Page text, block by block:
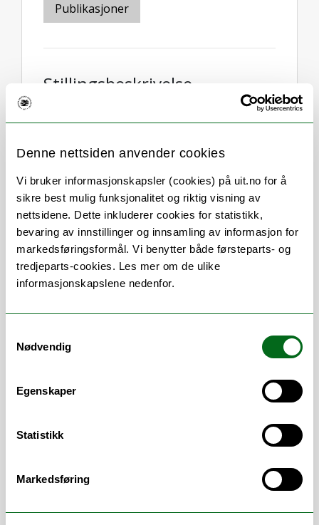
Denne nettsiden anvender cookies
Vi bruker informasjonskapsler (cookies) på uit.no for å
sikre best mulig funksjonalitet og riktig visning av
nettsidene. Dette inkluderer cookies for statistikk,
bevaring av innstillinger og innsamling av informasjon for
markedsføringsformål. Vi benytter både førsteparts- og
tredjeparts-cookies. Les mer om de ulike
informasjonskapslene nedenfor.
Nødvendig
Egenskaper
Statistikk
Markedsføring
Publikasjoner
Stillingsbeskrivelse
I am a postdoctoral researcher working at
Machine Learning Group at UiT – The
Arctic University of Norway.
I am working on developing deep learning
algorithms for learning from limited
labeled data and multimodal learning. In
particular, my research focuses on
effectively leveraging geometric concepts
in feature space, such as proxies,
My research interests also include the
Anomaly detection (AD), Out-of-
Self-supervised learning
Generative Adversarial Network